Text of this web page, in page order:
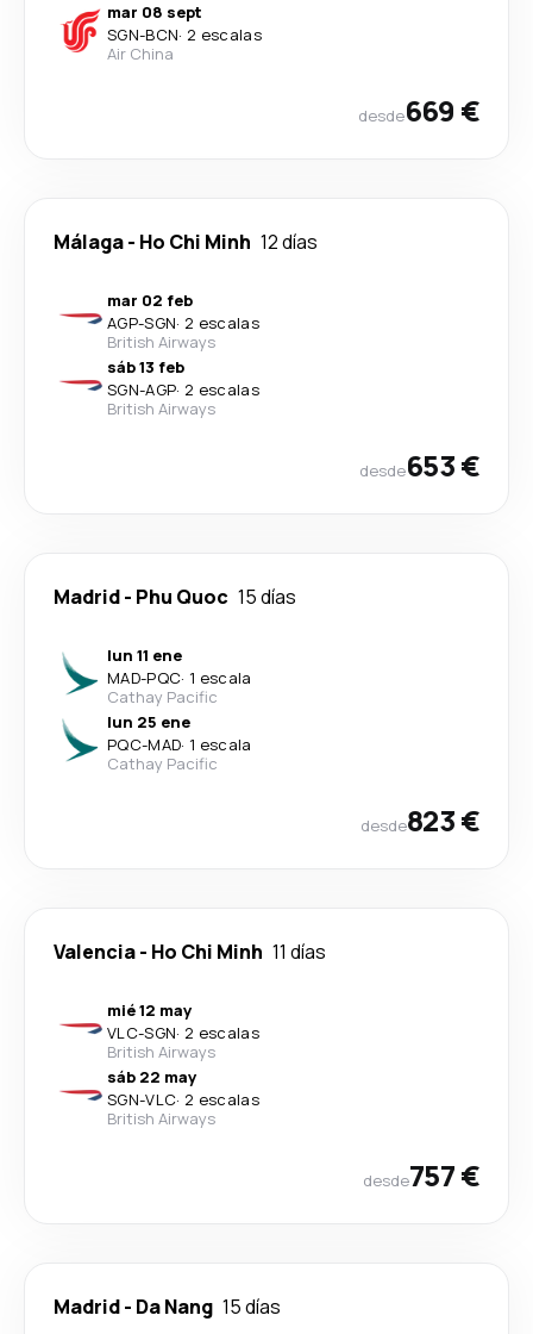
mar 08 sept
SGN-BCN· 2 escalas
Air China
desde669 €
Málaga- Ho Chi Minh 12 días
mar 02 feb
AGP-SGN· 2 escalas
British Airways
sáb 13 feb
SGN-AGP· 2 escalas
British Airways
desde653 €
Madrid- Phu Quoc 15 días
lun 11 ene
MAD-PQC· 1 escala
Cathay Pacific
lun 25 ene
PQC-MAD· 1 escala
Cathay Pacific
desde823 €
Valencia- Ho Chi Minh 11 días
mié 12 may
VLC-SGN· 2 escalas
British Airways
sáb 22 may
SGN-VLC· 2 escalas
British Airways
desde757 €
Madrid- Da Nang 15 días